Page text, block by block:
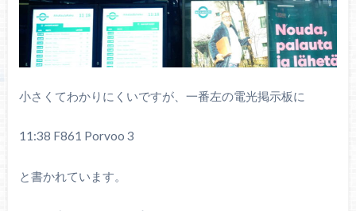
小さくてわかりにくいですが、一番左の電光掲示板に
11:38 F861 Porvoo 3
と書かれています。